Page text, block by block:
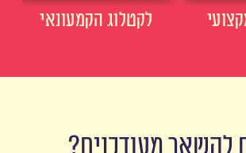
לקטלוג הקמעונאי